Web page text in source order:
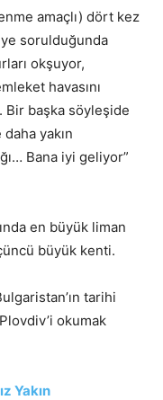
amaçlı) dört kez
sorulduğunda
okşuyor,
havasını
Bir başka söyleşide
yakın
Bana iyi geliyor”
en büyük liman
büyük kenti.
tarihi
okumak
Yakın